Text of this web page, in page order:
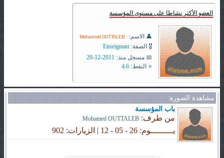
العضو الأكثر نشاطا على مستوى المؤسسة
👤 الاسم: Mohamed OUTTALEB
🎖️ الصفة: Enseignant
📅 مسجل منذ: 2011-12-20
⭐ النقط: 4.6
مشاهدة الصورة:
باب المؤسسة
من طرف: Mohamed OUTTALEB
يـــــــــوم: 26 - 05 - 12 | الزيارات: 902